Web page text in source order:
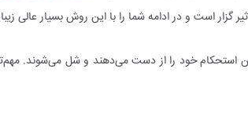
است و در ادامه شما را با این روش بسیار عالی
خود را از دست می‌دهند و شل می‌شوند.